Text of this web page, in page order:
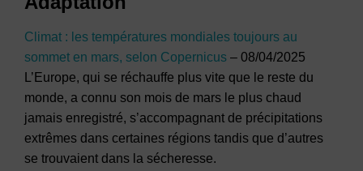
Climat : les températures mondiales toujours au
sommet en mars, selon Copernicus – 08/04/2025
L’Europe, qui se réchauffe plus vite que le reste du
monde, a connu son mois de mars le plus chaud
jamais enregistré, s’accompagnant de précipitations
extrêmes dans certaines régions tandis que d’autres
se trouvaient dans la sécheresse.